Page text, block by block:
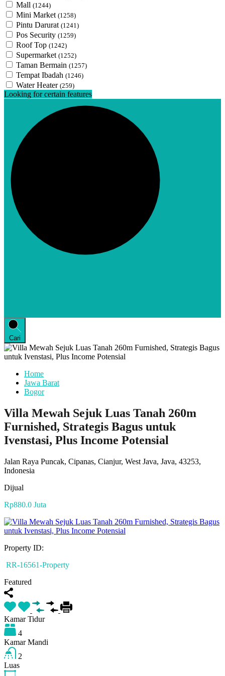
Mall (1244)
Mini Market (1258)
Pintu Darurat (1241)
Pos Security (1259)
Roof Top (1242)
Supermarket (1252)
Taman Bermain (1257)
Tempat Ibadah (1246)
Water Heater (259)
Looking for certain features
Cari
Home
Jawa Barat
Bogor
Villa Mewah Sejuk Luas Tanah 260m
Furnished, Strategis Bagus untuk
Ivenstasi, Plus Income Potensial
Jalan Raya Puncak, Cipanas, Cianjur, West Java, Java, 43253,
Indonesia
Dijual
Rp880.0 Juta
Property ID:
RR-16561-Property
Featured
Kamar Tidur
4
Kamar Mandi
2
Luas